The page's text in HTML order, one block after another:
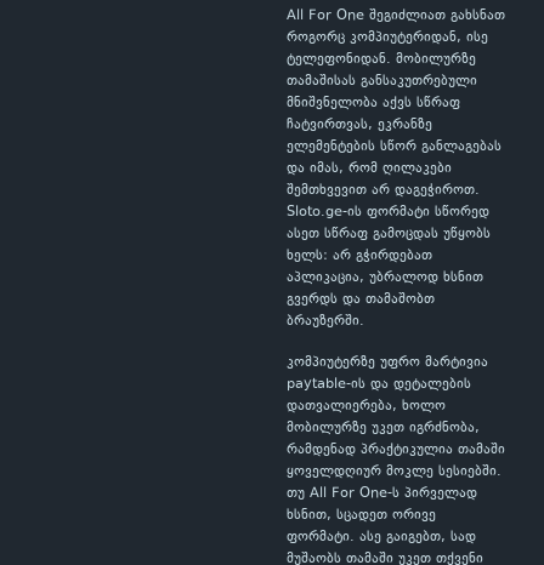
All For One შეგიძლიათ გახსნათ
როგორც კომპიუტერიდან, ისე
ტელეფონიდან. მობილურზე
თამაშისას განსაკუთრებული
მნიშვნელობა აქვს სწრაფ
ჩატვირთვას, ეკრანზე
ელემენტების სწორ განლაგებას
და იმას, რომ ღილაკები
შემთხვევით არ დაგეჭიროთ.
Sloto.ge-ის ფორმატი სწორედ
ასეთ სწრაფ გამოცდას უწყობს
ხელს: არ გჭირდებათ
აპლიკაცია, უბრალოდ ხსნით
გვერდს და თამაშობთ
ბრაუზერში.
კომპიუტერზე უფრო მარტივია
paytable-ის და დეტალების
დათვალიერება, ხოლო
მობილურზე უკეთ იგრძნობა,
რამდენად პრაქტიკულია თამაში
ყოველდღიურ მოკლე სესიებში.
თუ All For One-ს პირველად
ხსნით, სცადეთ ორივე
ფორმატი. ასე გაიგებთ, სად
მუშაობს თამაში უკეთ თქვენი